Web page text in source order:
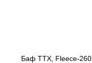
Баф ТТХ, Fleece-260